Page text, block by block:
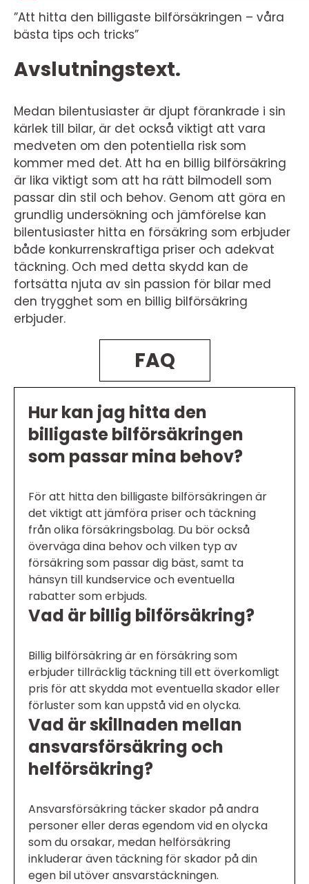
”Att hitta den billigaste bilförsäkringen – våra
bästa tips och tricks”
Avslutningstext.
Medan bilentusiaster är djupt förankrade i sin
kärlek till bilar, är det också viktigt att vara
medveten om den potentiella risk som
kommer med det. Att ha en billig bilförsäkring
är lika viktigt som att ha rätt bilmodell som
passar din stil och behov. Genom att göra en
grundlig undersökning och jämförelse kan
bilentusiaster hitta en försäkring som erbjuder
både konkurrenskraftiga priser och adekvat
täckning. Och med detta skydd kan de
fortsätta njuta av sin passion för bilar med
den trygghet som en billig bilförsäkring
erbjuder.
FAQ
Hur kan jag hitta den
billigaste bilförsäkringen
som passar mina behov?
För att hitta den billigaste bilförsäkringen är
det viktigt att jämföra priser och täckning
från olika försäkringsbolag. Du bör också
överväga dina behov och vilken typ av
försäkring som passar dig bäst, samt ta
hänsyn till kundservice och eventuella
rabatter som erbjuds.
Vad är billig bilförsäkring?
Billig bilförsäkring är en försäkring som
erbjuder tillräcklig täckning till ett överkomligt
pris för att skydda mot eventuella skador eller
förluster som kan uppstå vid en olycka.
Vad är skillnaden mellan
ansvarsförsäkring och
helförsäkring?
Ansvarsförsäkring täcker skador på andra
personer eller deras egendom vid en olycka
som du orsakar, medan helförsäkring
inkluderar även täckning för skador på din
egen bil utöver ansvarstäckningen.